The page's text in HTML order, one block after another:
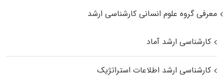
معرفی گروه علوم انسانی کارشناسی ارشد
کارشناسی ارشد آماد
کارشناسی ارشد اطلاعات استراتژیک